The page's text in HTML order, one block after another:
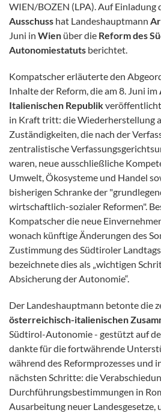
WIEN/BOZEN (LPA). Auf Einladung
Ausschuss hat Landeshauptmann
Juni in Wien über die Reform des
Autonomiestatuts berichtet.
Kompatscher erläuterte den
Inhalte der Reform, die am 8. Juni im
Italienischen Republik
in Kraft tritt: die Wiederherstellung
Zuständigkeiten, die nach der
zentralistische
waren, neue ausschließliche
Umwelt, Ökosysteme und Handel
bisherigen Schranke der
wirtschaftlich-sozialer Reformen".
Kompatscher die neue
wonach künftige Änderungen des
Zustimmung des Südtiroler
bezeichnete dies als „wichtigen
Absicherung der Autonomie“.
Der Landeshauptmann betonte die
österreichisch-italienischen
Südtirol-Autonomie - gestützt auf
dankte für die fortwährende
während des Reformprozesses und
nächsten Schritte: die
Durchführungsbestimmungen in
Ausarbeitung neuer Landesgesetze,